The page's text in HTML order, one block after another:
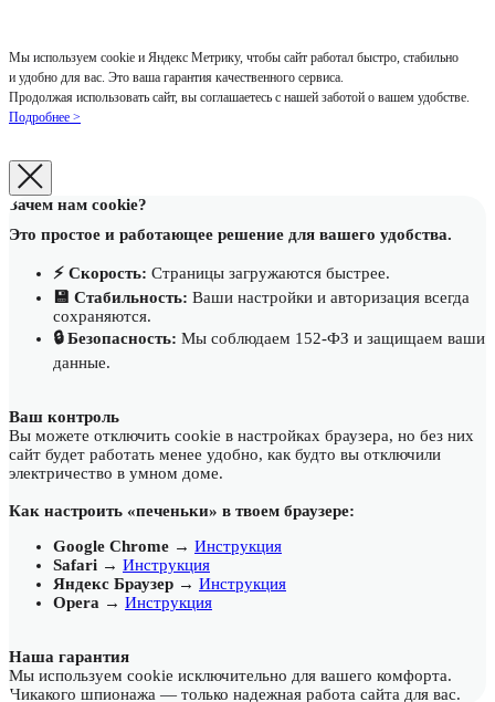
Мы используем cookie и Яндекс Метрику, чтобы сайт работал быстро, стабильно
и удобно для вас. Это ваша гарантия качественного сервиса.
Продолжая использовать сайт, вы соглашаетесь с нашей заботой о вашем удобстве.
Подробнее >
Зачем нам cookie?
Это простое и работающее решение для вашего удобства.
⚡️ Скорость: Страницы загружаются быстрее.
💾 Стабильность: Ваши настройки и авторизация всегда
сохраняются.
🔒 Безопасность: Мы соблюдаем 152-ФЗ и защищаем ваши
данные.
Ваш контроль
Вы можете отключить cookie в настройках браузера, но без них
сайт будет работать менее удобно, как будто вы отключили
электричество в умном доме.
Как настроить «печеньки» в твоем браузере:
Google Chrome → Инструкция
Safari → Инструкция
Яндекс Браузер → Инструкция
Opera → Инструкция
Наша гарантия
Мы используем cookie исключительно для вашего комфорта.
Никакого шпионажа — только надежная работа сайта для вас.